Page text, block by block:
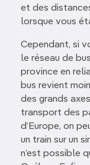
et des
lorsque vous
Cependant, si
le réseau de
province en
bus revient
des grands
transport des
d’Europe, on
un train sur un
n’est possible